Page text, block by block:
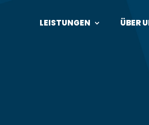
LEISTUNGEN ÜBER